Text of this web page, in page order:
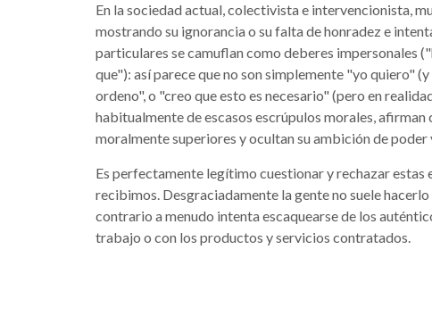
En la sociedad actual, colectivista e intervencionista,
mostrando su ignorancia o su falta de honradez e
particulares se camuflan como deberes impersonales
que"): así parece que no son simplemente "yo quiero"
ordeno", o "creo que esto es necesario" (pero en
habitualmente de escasos escrúpulos morales,
moralmente superiores y ocultan su ambición de
Es perfectamente legítimo cuestionar y rechazar
recibimos. Desgraciadamente la gente no suele
contrario a menudo intenta escaquearse de los
trabajo o con los productos y servicios contratados.